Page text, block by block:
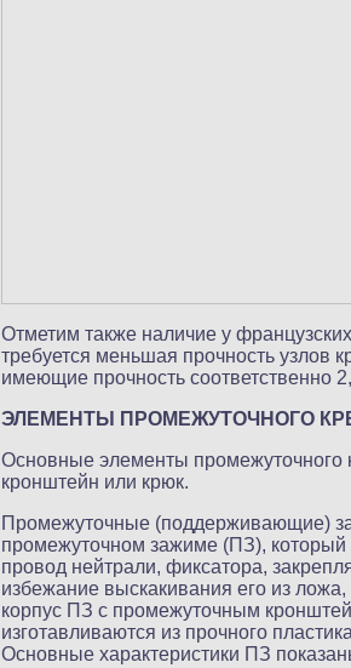
Отметим также наличие у
требуется меньшая прочность узлов
имеющие прочность соответственно
ЭЛЕМЕНТЫ ПРОМЕЖУТОЧНОГО
Основные элементы
кронштейн или крюк.
Промежуточные (поддерживающие)
промежуточном зажиме (ПЗ), который
провод нейтрали, фиксатора,
избежание выскакивания его из
корпус ПЗ с промежуточным
изготавливаются из прочного
Основные характеристики ПЗ